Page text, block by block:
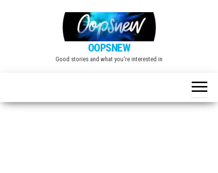
OOPSNEW
Good stories and what you're interested in